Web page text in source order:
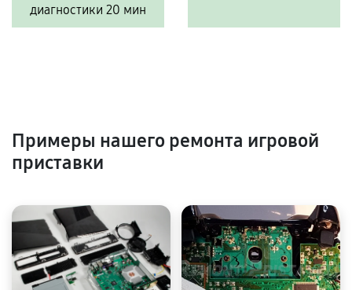
диагностики 20 мин
Примеры нашего ремонта игровой
приставки